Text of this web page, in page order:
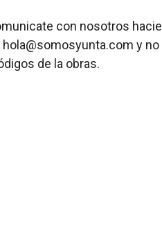
con nosotros
y
de la obras.